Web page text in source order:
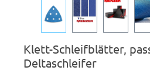
Klett-Schleifblätter,
Deltaschleifer